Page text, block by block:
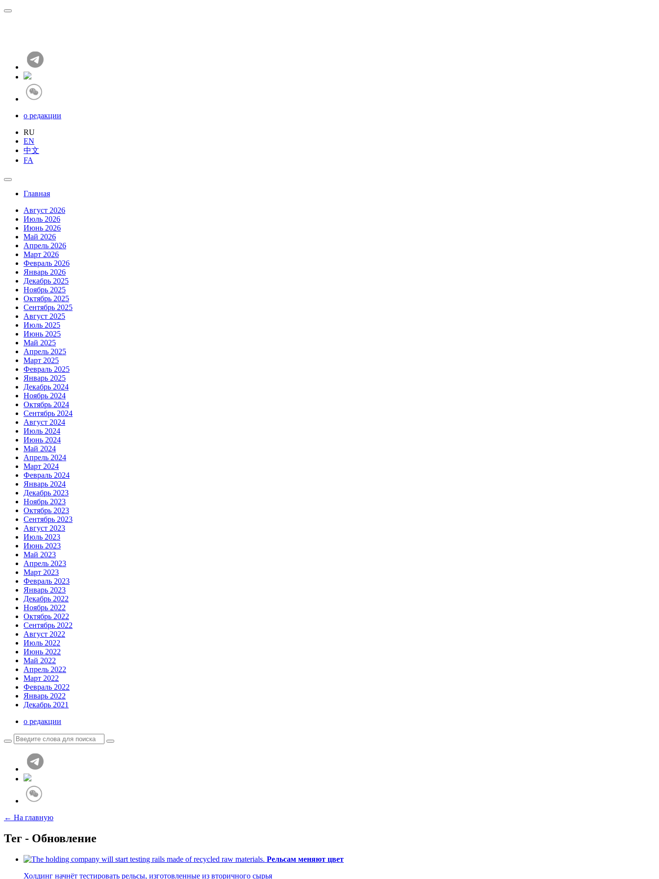
о редакции
RU
EN
中文
FA
Главная
Август 2026
Июль 2026
Июнь 2026
Май 2026
Апрель 2026
Март 2026
Февраль 2026
Январь 2026
Декабрь 2025
Ноябрь 2025
Октябрь 2025
Сентябрь 2025
Август 2025
Июль 2025
Июнь 2025
Май 2025
Апрель 2025
Март 2025
Февраль 2025
Январь 2025
Декабрь 2024
Ноябрь 2024
Октябрь 2024
Сентябрь 2024
Август 2024
Июль 2024
Июнь 2024
Май 2024
Апрель 2024
Март 2024
Февраль 2024
Январь 2024
Декабрь 2023
Ноябрь 2023
Октябрь 2023
Сентябрь 2023
Август 2023
Июль 2023
Июнь 2023
Май 2023
Апрель 2023
Март 2023
Февраль 2023
Январь 2023
Декабрь 2022
Ноябрь 2022
Октябрь 2022
Сентябрь 2022
Август 2022
Июль 2022
Июнь 2022
Май 2022
Апрель 2022
Март 2022
Февраль 2022
Январь 2022
Декабрь 2021
о редакции
← На главную
Тег - Обновление
Рельсам меняют цвет
Холдинг начнёт тестировать рельсы, изготовленные из вторичного сырья